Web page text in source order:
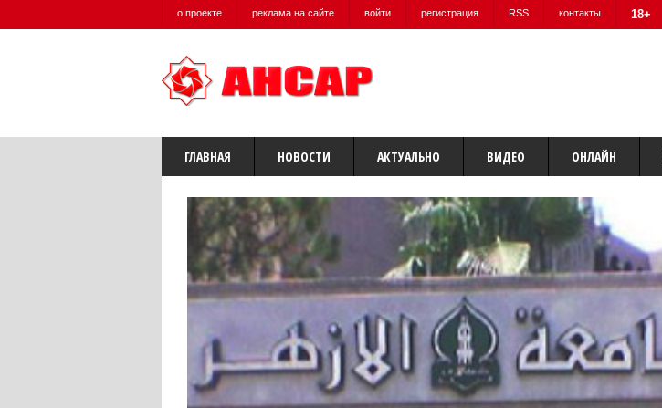
о проекте реклама на сайте войти регистрация RSS контакты 18+
ГЛАВНАЯ НОВОСТИ АКТУАЛЬНО ВИДЕО ОНЛАЙН